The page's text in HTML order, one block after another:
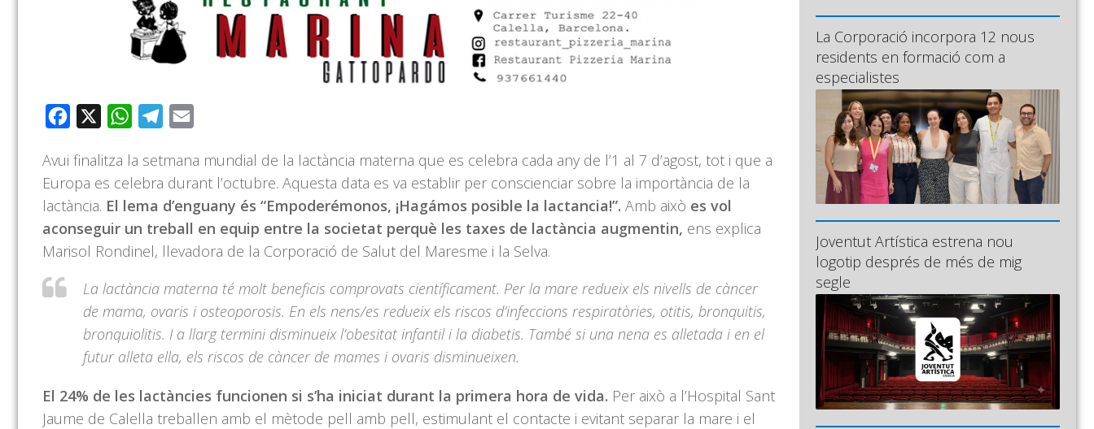
Facebook WhatsAppTelegram
Avui finalitza la setmana mundial de la lactància materna que es celebra cada any de l’1 al 7 d’agost, tot i que a
Europa es celebra durant l’octubre. Aquesta data es va establir per conscienciar sobre la importància de la
lactància. El lema d’enguany és “Empoderémonos, ¡Hagámos posible la lactancia!”. Amb això es vol
aconseguir un treball en equip entre la societat perquè les taxes de lactància augmentin, ens explica
Marisol Rondinel, llevadora de la Corporació de Salut del Maresme i la Selva.
La lactància materna té molt beneficis comprovats científicament. Per la mare redueix els nivells de càncer
de mama, ovaris i osteoporosis. En els nens/es redueix els riscos d’infeccions respiratòries, otitis, bronquitis,
bronquiolitis. I a llarg termini disminueix l’obesitat infantil i la diabetis. També si una nena es alletada i en el
futur alleta ella, els riscos de càncer de mames i ovaris disminueixen.
El 24% de les lactàncies funcionen si s’ha iniciat durant la primera hora de vida. Per això a l’Hospital Sant
Jaume de Calella treballen amb el mètode pell amb pell, estimulant el contacte i evitant separar la mare i el
La Corporació incorpora 12 nous
residents en formació com a
especialistes
Joventut Artística estrena nou
logotip després de més de mig
segle